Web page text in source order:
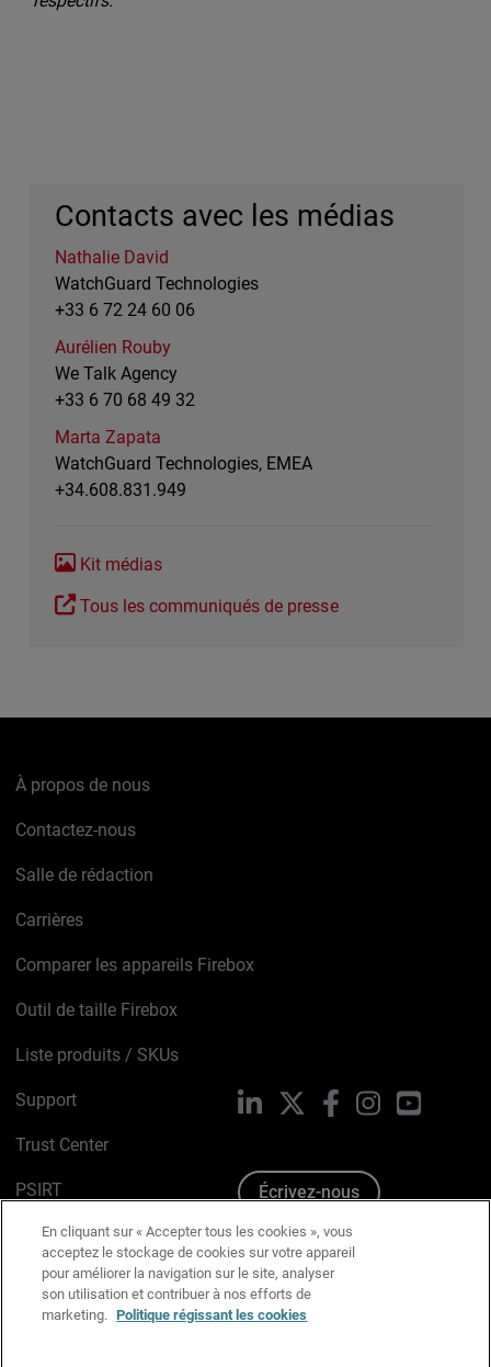
Contacts avec les médias
Nathalie David
WatchGuard Technologies
+33 6 72 24 60 06
Aurélien Rouby
We Talk Agency
+33 6 70 68 49 32
Marta Zapata
WatchGuard Technologies, EMEA
+34.608.831.949
Kit médias
Tous les communiqués de presse
À propos de nous
Contactez-nous
Salle de rédaction
Carrières
Comparer les appareils Firebox
Outil de taille Firebox
Liste produits / SKUs
Support
Trust Center
PSIRT
Avis sur les cookies
Politique de confidentialité
Charte Graphique
LinkedIn FacebookInstagram
Écrivez-nous
En cliquant sur « Accepter tous les cookies », vous
acceptez le stockage de cookies sur votre appareil
pour améliorer la navigation sur le site, analyser
son utilisation et contribuer à nos efforts de
marketing. Politique régissant les cookies